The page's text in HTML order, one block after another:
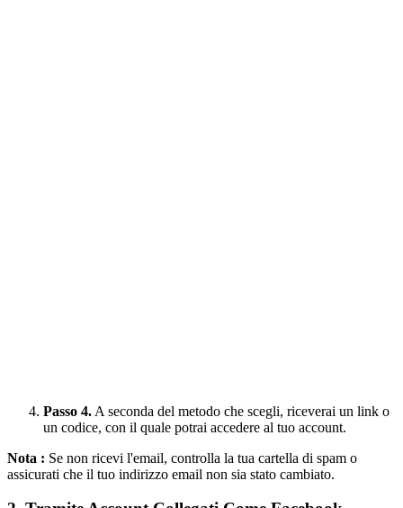
Passo 4. A seconda del metodo che scegli, riceverai un link o
un codice, con il quale potrai accedere al tuo account.
Nota : Se non ricevi l'email, controlla la tua cartella di spam o
assicurati che il tuo indirizzo email non sia stato cambiato.